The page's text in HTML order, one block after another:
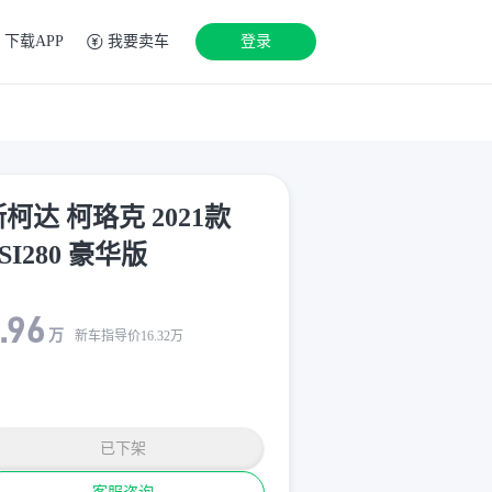
下载APP 我要卖车 登录
柯达 柯珞克 2021款
豪华版
万 新车指导价16.32万
已下架